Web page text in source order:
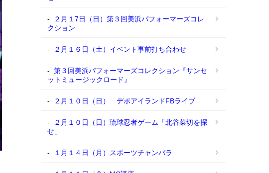
２月１7日（日）第３回美浜パフォーマーズコレ
クション
２月１６日（土）イベント事前打ち合わせ
第３回美浜パフォーマーズコレクション『サンセ
ットミュージックロード』
２月１０日（日） デポアイランドFBライブ
２月１０日（日）琉球忍者ゲーム「北谷菜切を探
せ」
１月１４日（月）スポーツチャンバラ